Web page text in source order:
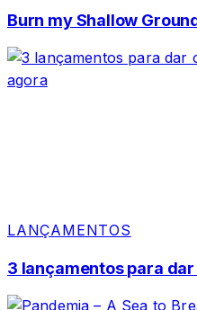
Burn my Shallow
LANÇAMENTOS
3 lançamentos para